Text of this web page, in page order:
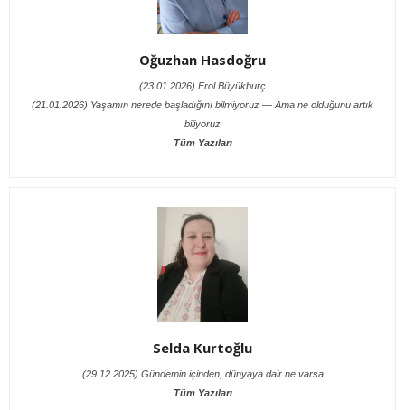
Oğuzhan Hasdoğru
(23.01.2026) Erol Büyükburç
(21.01.2026) Yaşamın nerede başladığını bilmiyoruz — Ama ne olduğunu artık
biliyoruz
Tüm Yazıları
Selda Kurtoğlu
(29.12.2025) Gündemin içinden, dünyaya dair ne varsa
Tüm Yazıları